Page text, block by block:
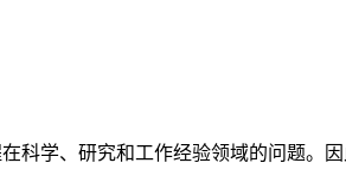
科学、研究和工作经验领域的问题